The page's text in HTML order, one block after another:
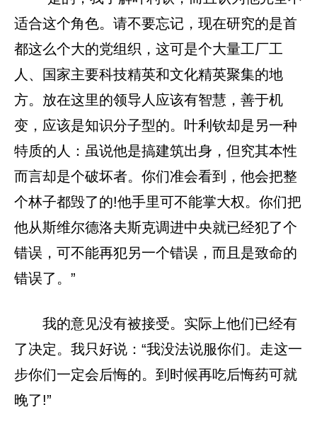
适合这个角色。请不要忘记，现在研究的是首
都这么个大的党组织，这可是个大量工厂工
人、国家主要科技精英和文化精英聚集的地
方。放在这里的领导人应该有智慧，善于机
变，应该是知识分子型的。叶利钦却是另一种
特质的人：虽说他是搞建筑出身，但究其本性
而言却是个破坏者。你们准会看到，他会把整
个林子都毁了的!他手里可不能掌大权。你们把
他从斯维尔德洛夫斯克调进中央就已经犯了个
错误，可不能再犯另一个错误，而且是致命的
错误了。”
我的意见没有被接受。实际上他们已经有
了决定。我只好说：“我没法说服你们。走这一
步你们一定会后悔的。到时候再吃后悔药可就
晚了!”